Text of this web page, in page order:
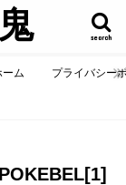
search
ーム プライバシー